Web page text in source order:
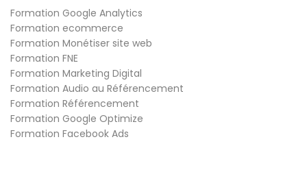
Formation Google Analytics
Formation ecommerce
Formation Monétiser site web
Formation FNE
Formation Marketing Digital
Formation Audio au Référencement
Formation Référencement
Formation Google Optimize
Formation Facebook Ads